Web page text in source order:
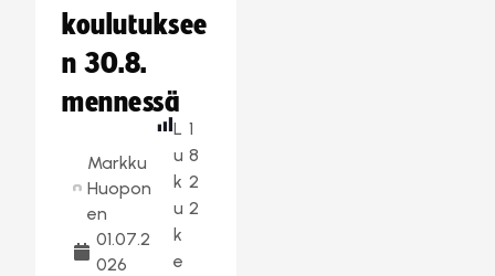
koulutuksee
n 30.8.
mennessä
Markku
Huopon
en
01.07.2
026
L
u
k
u
k
e
1
8
2
2